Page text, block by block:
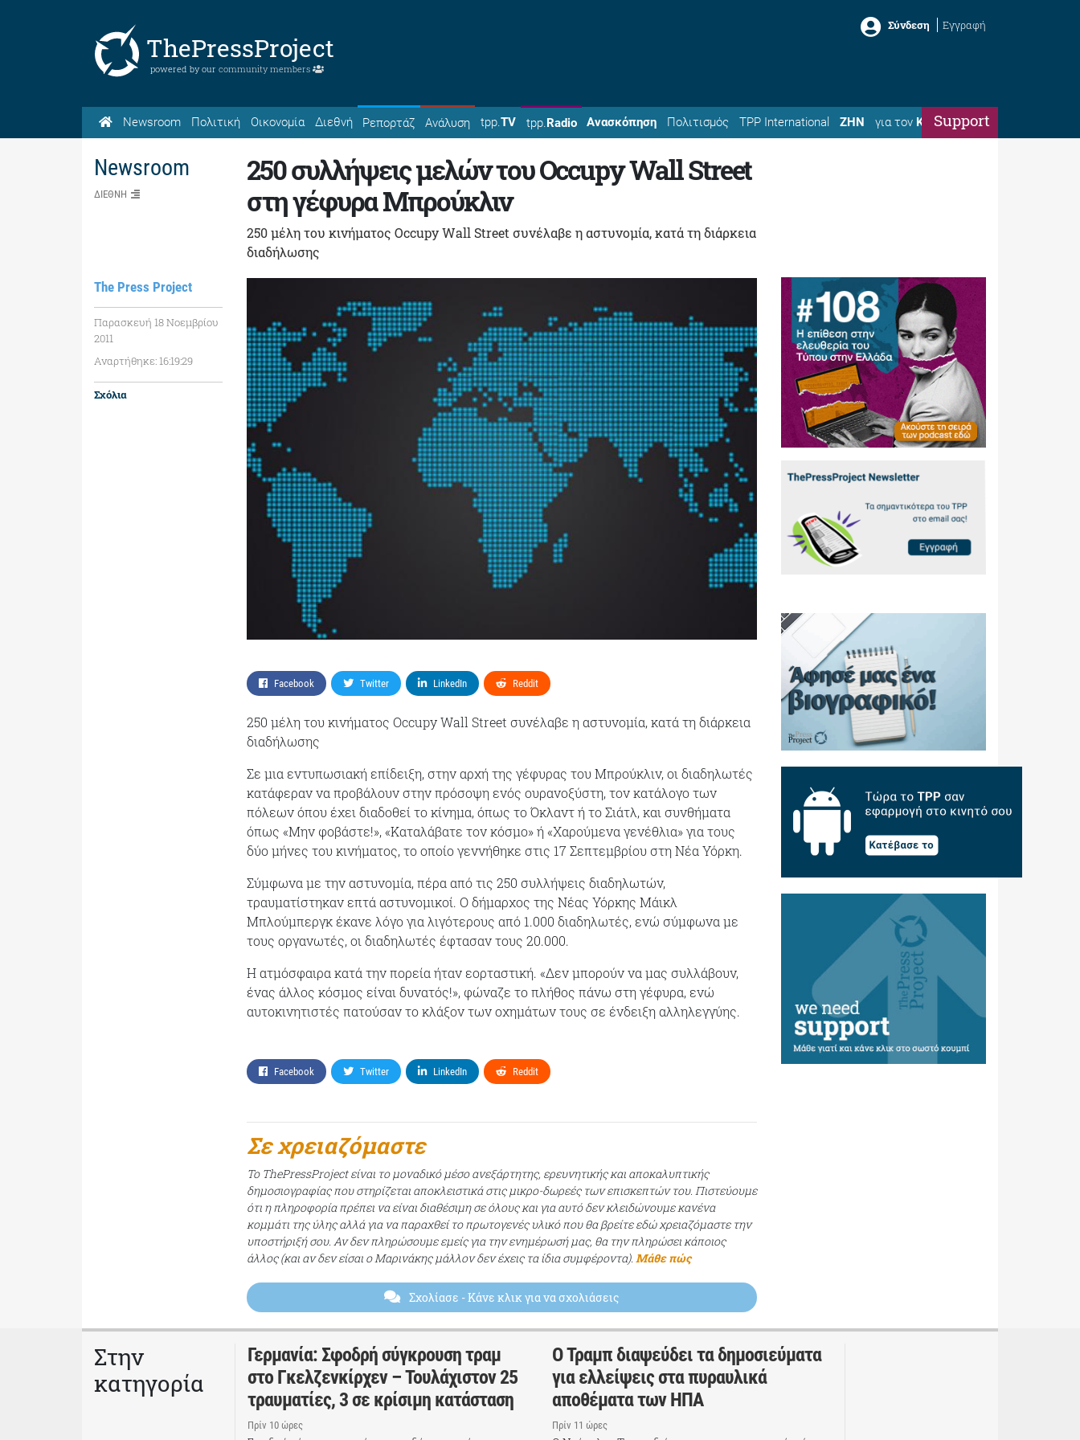
ThePressProject
powered by our community members
Σύνδεση Εγγραφή
Newsroom Πολιτική Οικονομία Διεθνή Ρεπορτάζ Ανάλυση tpp.TV tpp.Radio Ανασκόπηση Πολιτισμός TPP International ΖΗΝ για τον ΚώσταSupport
Newsroom
ΔΙΕΘΝΗ
The Press Project
Παρασκευή 18 Νοεμβρίου
2011
Αναρτήθηκε: 16:19:29
Σχόλια
250 συλλήψεις μελών του Οccupy Wall Street
στη γέφυρα Μπρούκλιν
250 μέλη του κινήματος Occupy Wall Street συνέλαβε η αστυνομία, κατά τη διάρκεια
διαδήλωσης
Facebook Twitter LinkedIn Reddit
250 μέλη του κινήματος Occupy Wall Street συνέλαβε η αστυνομία, κατά τη διάρκεια
διαδήλωσης
Σε μια εντυπωσιακή επίδειξη, στην αρχή της γέφυρας του Μπρούκλιν, οι διαδηλωτές
κατάφεραν να προβάλουν στην πρόσοψη ενός ουρανοξύστη, τον κατάλογο των
πόλεων όπου έχει διαδοθεί το κίνημα, όπως το Όκλαντ ή το Σιάτλ, και συνθήματα
όπως «Μην φοβάστε!», «Καταλάβατε τον κόσμο» ή «Χαρούμενα γενέθλια» για τους
δύο μήνες του κινήματος, το οποίο γεννήθηκε στις 17 Σεπτεμβρίου στη Νέα Υόρκη.
Σύμφωνα με την αστυνομία, πέρα από τις 250 συλλήψεις διαδηλωτών,
τραυματίστηκαν επτά αστυνομικοί. Ο δήμαρχος της Νέας Υόρκης Μάικλ
Μπλούμπεργκ έκανε λόγο για λιγότερους από 1.000 διαδηλωτές, ενώ σύμφωνα με
τους οργανωτές, οι διαδηλωτές έφτασαν τους 20.000.
Η ατμόσφαιρα κατά την πορεία ήταν εορταστική. «Δεν μπορούν να μας συλλάβουν,
ένας άλλος κόσμος είναι δυνατός!», φώναζε το πλήθος πάνω στη γέφυρα, ενώ
αυτοκινητιστές πατούσαν το κλάξον των οχημάτων τους σε ένδειξη αλληλεγγύης.
Facebook Twitter LinkedIn Reddit
Σε χρειαζόμαστε
Το ThePressProject είναι το μοναδικό μέσο ανεξάρτητης, ερευνητικής και αποκαλυπτικής
δημοσιογραφίας που στηρίζεται αποκλειστικά στις μικρο-δωρεές των επισκεπτών του. Πιστεύουμε
ότι η πληροφορία πρέπει να είναι διαθέσιμη σε όλους και για αυτό δεν κλειδώνουμε κανένα
κομμάτι της ύλης αλλά για να παραχθεί το πρωτογενές υλικό που θα βρείτε εδώ χρειαζόμαστε την
υποστήριξή σου. Αν δεν πληρώσουμε εμείς για την ενημέρωσή μας, θα την πληρώσει κάποιος
άλλος (και αν δεν είσαι ο Μαρινάκης μάλλον δεν έχεις τα ίδια συμφέροντα). Μάθε πώς
Σχολίασε - Κάνε κλικ για να σχολιάσεις
Στην
κατηγορία
Γερμανία: Σφοδρή σύγκρουση τραμ
στο Γκελζενκίρχεν – Τουλάχιστον 25
τραυματίες, 3 σε κρίσιμη κατάσταση
Πρίν 10 ώρες
Ο Τραμπ διαψεύδει τα δημοσιεύματα
για ελλείψεις στα πυραυλικά
αποθέματα των ΗΠΑ
Πρίν 11 ώρες